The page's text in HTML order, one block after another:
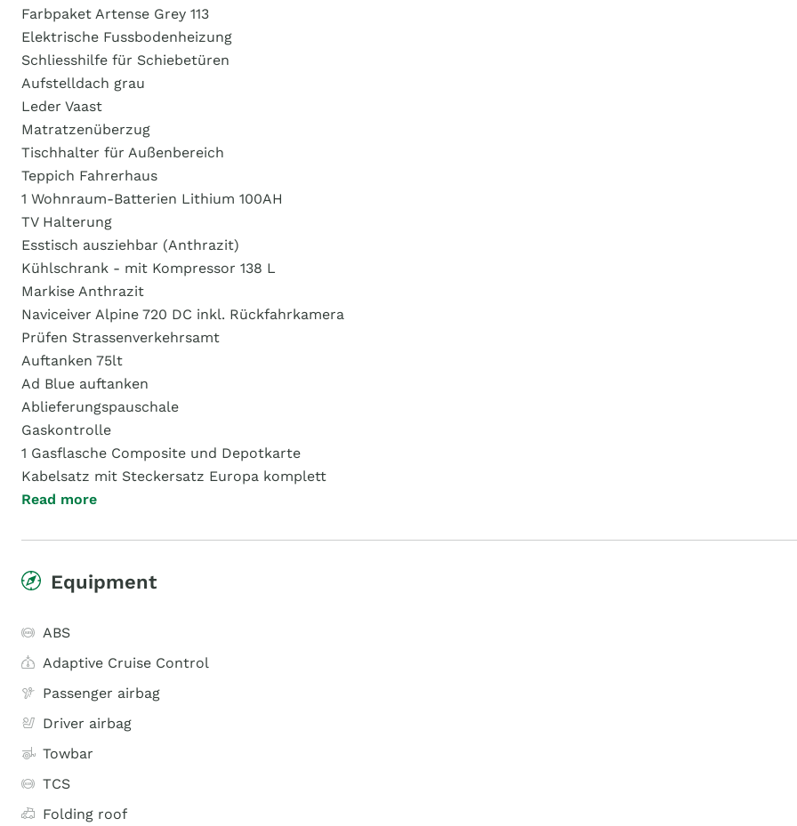
Farbpaket Artense Grey 113
Elektrische Fussbodenheizung
Schliesshilfe für Schiebetüren
Aufstelldach grau
Leder Vaast
Matratzenüberzug
Tischhalter für Außenbereich
Teppich Fahrerhaus
1 Wohnraum-Batterien Lithium 100AH
TV Halterung
Esstisch ausziehbar (Anthrazit)
Kühlschrank - mit Kompressor 138 L
Markise Anthrazit
Naviceiver Alpine 720 DC inkl. Rückfahrkamera
Prüfen Strassenverkehrsamt
Auftanken 75lt
Ad Blue auftanken
Ablieferungspauschale
Gaskontrolle
1 Gasflasche Composite und Depotkarte
Kabelsatz mit Steckersatz Europa komplett
Read more
Equipment
ABS
Adaptive Cruise Control
Passenger airbag
Driver airbag
Towbar
TCS
Folding roof